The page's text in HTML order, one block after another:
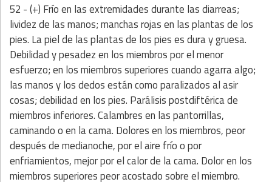
52 - (+) Frío en las extremidades durante las diarreas;
lividez de las manos; manchas rojas en las plantas de los
pies. La piel de las plantas de los pies es dura y gruesa.
Debilidad y pesadez en los miembros por el menor
esfuerzo; en los miembros superiores cuando agarra algo;
las manos y los dedos están como paralizados al asir
cosas; debilidad en los pies. Parálisis postdiftérica de
miembros inferiores. Calambres en las pantorrillas,
caminando o en la cama. Dolores en los miembros, peor
después de medianoche, por el aire frío o por
enfriamientos, mejor por el calor de la cama. Dolor en los
miembros superiores peor acostado sobre el miembro.